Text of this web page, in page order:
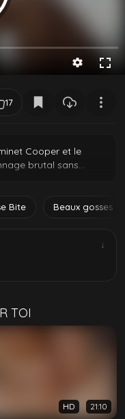
17
Cooper et le
brutal sans
que ce soit plus fort
Bite Beaux gosses
↓
TOI
HD 21:10